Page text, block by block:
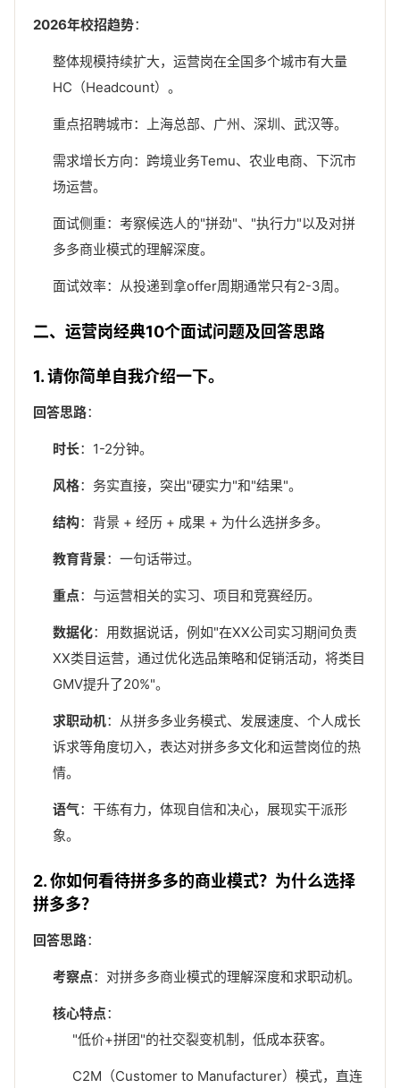
2026年校招趋势：
整体规模持续扩大，运营岗在全国多个城市有大量
HC（Headcount）。
重点招聘城市：上海总部、广州、深圳、武汉等。
需求增长方向：跨境业务Temu、农业电商、下沉市
场运营。
面试侧重：考察候选人的"拼劲"、"执行力"以及对拼
多多商业模式的理解深度。
面试效率：从投递到拿offer周期通常只有2-3周。
二、运营岗经典10个面试问题及回答思路
1. 请你简单自我介绍一下。
回答思路：
时长：1-2分钟。
风格：务实直接，突出"硬实力"和"结果"。
结构：背景 + 经历 + 成果 + 为什么选拼多多。
教育背景：一句话带过。
重点：与运营相关的实习、项目和竞赛经历。
数据化：用数据说话，例如"在XX公司实习期间负责
XX类目运营，通过优化选品策略和促销活动，将类目
GMV提升了20%"。
求职动机：从拼多多业务模式、发展速度、个人成长
诉求等角度切入，表达对拼多多文化和运营岗位的热
情。
语气：干练有力，体现自信和决心，展现实干派形
象。
2. 你如何看待拼多多的商业模式？为什么选择
拼多多？
回答思路：
考察点：对拼多多商业模式的理解深度和求职动机。
核心特点：
"低价+拼团"的社交裂变机制，低成本获客。
C2M（Customer to Manufacturer）模式，直连